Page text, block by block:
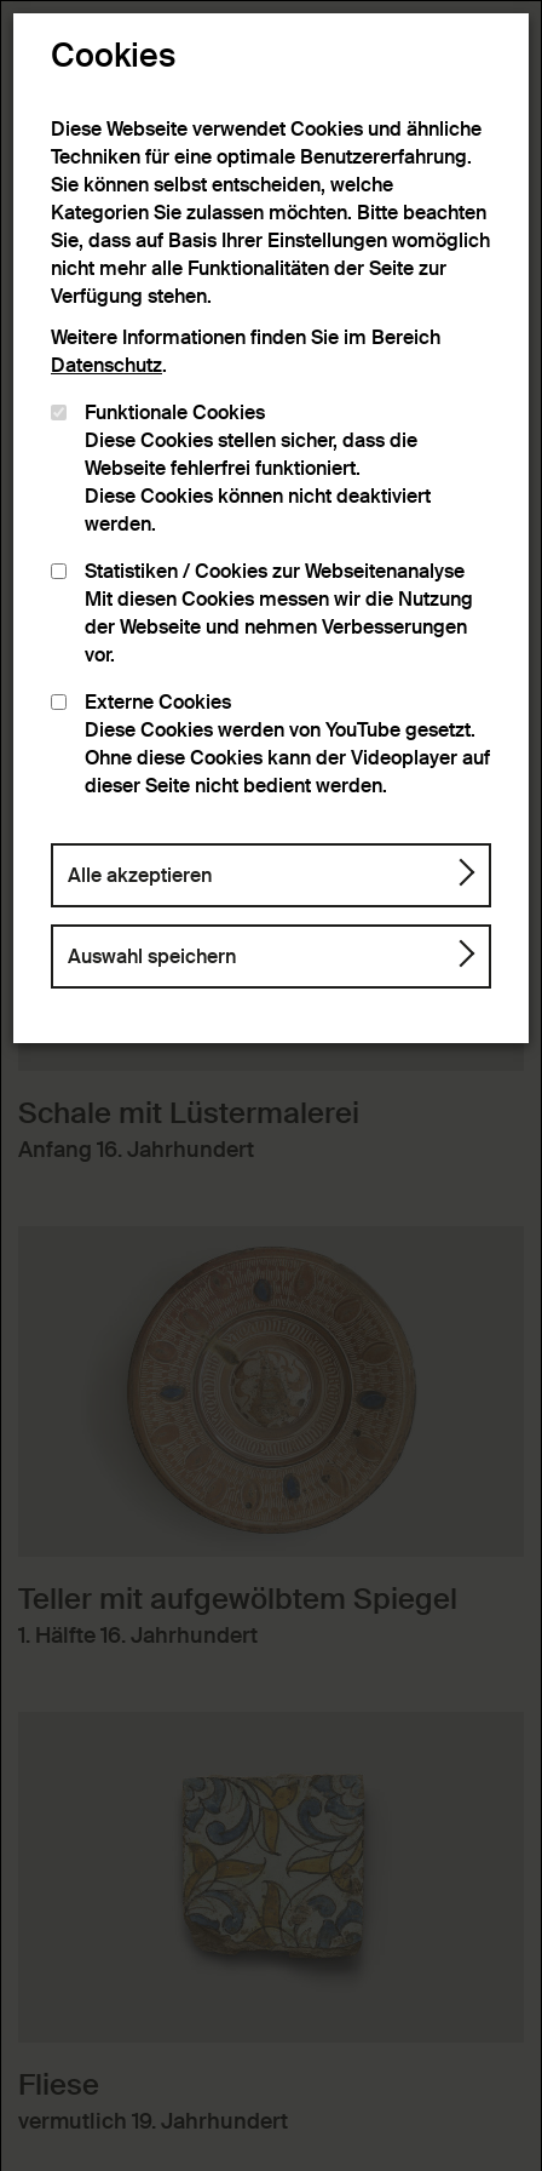
9 Ergebnisse
Start>Detailsuche>Suchergebnisse
Filter
Entferne Filter
Material: Fayence
Sortieren nach
Anzahl Ergebnisse
Schale mit Lüstermalerei
Anfang 16. Jahrhundert
Teller mit aufgewölbtem Spiegel
1. Hälfte 16. Jahrhundert
Fliese
vermutlich 19. Jahrhundert
Cookies
Diese Webseite verwendet Cookies und ähnliche
Techniken für eine optimale Benutzererfahrung.
Sie können selbst entscheiden, welche
Kategorien Sie zulassen möchten. Bitte beachten
Sie, dass auf Basis Ihrer Einstellungen womöglich
nicht mehr alle Funktionalitäten der Seite zur
Verfügung stehen.
Weitere Informationen finden Sie im Bereich
Datenschutz.
Funktionale Cookies
Diese Cookies stellen sicher, dass die
Webseite fehlerfrei funktioniert.
Diese Cookies können nicht deaktiviert
werden.
Statistiken / Cookies zur Webseitenanalyse
Mit diesen Cookies messen wir die Nutzung
der Webseite und nehmen Verbesserungen
vor.
Externe Cookies
Diese Cookies werden von YouTube gesetzt.
Ohne diese Cookies kann der Videoplayer auf
dieser Seite nicht bedient werden.
Alle akzeptieren
Auswahl speichern